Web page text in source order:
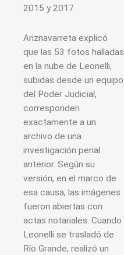
2015 y 2017.
Ariznavarreta explicó
que las 53 fotos halladas
en la nube de Leonelli,
subidas desde un equipo
del Poder Judicial,
corresponden
exactamente a un
archivo de una
investigación penal
anterior. Según su
versión, en el marco de
esa causa, las imágenes
fueron abiertas con
actas notariales. Cuando
Leonelli se trasladó de
Río Grande, realizó un